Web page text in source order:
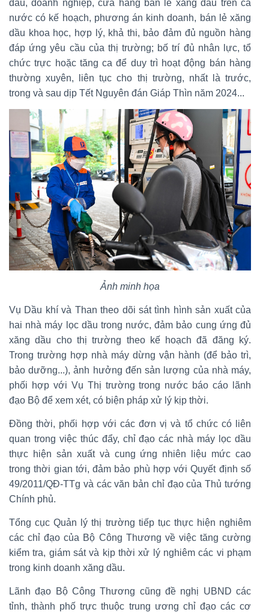
dầu, doanh nghiệp, cửa hàng bán lẻ xăng dầu trên cả
nước có kế hoạch, phương án kinh doanh, bán lẻ xăng
dầu khoa học, hợp lý, khả thi, bảo đảm đủ nguồn hàng
đáp ứng yêu cầu của thị trường; bố trí đủ nhân lực, tổ
chức trực hoặc tăng ca để duy trì hoạt động bán hàng
thường xuyên, liên tục cho thị trường, nhất là trước,
trong và sau dịp Tết Nguyên đán Giáp Thìn năm 2024...
Ảnh minh họa
Vụ Dầu khí và Than theo dõi sát tình hình sản xuất của
hai nhà máy lọc dầu trong nước, đảm bảo cung ứng đủ
xăng dầu cho thị trường theo kế hoạch đã đăng ký.
Trong trường hợp nhà máy dừng vận hành (để bảo trì,
bảo dưỡng...), ảnh hưởng đến sản lượng của nhà máy,
phối hợp với Vụ Thị trường trong nước báo cáo lãnh
đạo Bộ để xem xét, có biện pháp xử lý kịp thời.
Đồng thời, phối hợp với các đơn vị và tổ chức có liên
quan trong việc thúc đẩy, chỉ đạo các nhà máy lọc dầu
thực hiện sản xuất và cung ứng nhiên liệu mức cao
trong thời gian tới, đảm bảo phù hợp với Quyết định số
49/2011/QĐ-TTg và các văn bản chỉ đạo của Thủ tướng
Chính phủ.
Tổng cục Quản lý thị trường tiếp tục thực hiện nghiêm
các chỉ đạo của Bộ Công Thương về việc tăng cường
kiểm tra, giám sát và kịp thời xử lý nghiêm các vi phạm
trong kinh doanh xăng dầu.
Lãnh đạo Bộ Công Thương cũng đề nghị UBND các
tỉnh, thành phố trực thuộc trung ương chỉ đạo các cơ